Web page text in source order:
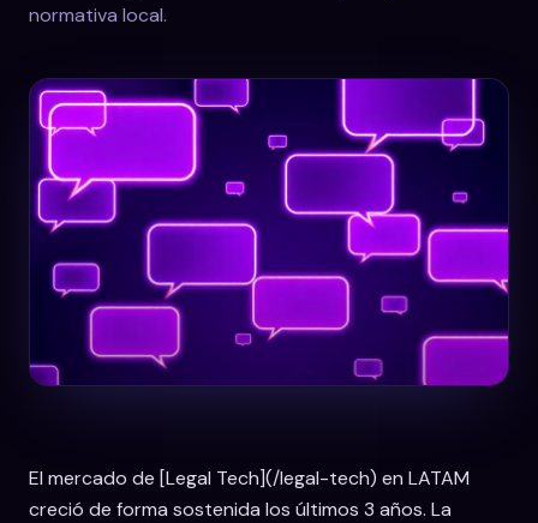
normativa local.
El mercado de [Legal Tech](/legal-tech) en LATAM
creció de forma sostenida los últimos 3 años. La